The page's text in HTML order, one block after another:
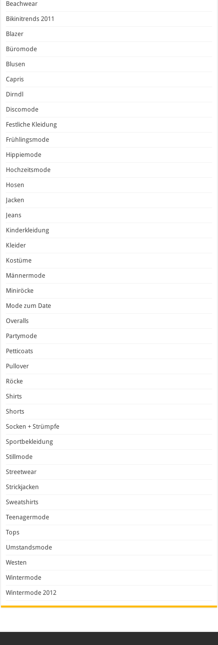
Beachwear
Bikinitrends 2011
Blazer
Büromode
Blusen
Capris
Dirndl
Discomode
Festliche Kleidung
Frühlingsmode
Hippiemode
Hochzeitsmode
Hosen
Jacken
Jeans
Kinderkleidung
Kleider
Kostüme
Männermode
Miniröcke
Mode zum Date
Overalls
Partymode
Petticoats
Pullover
Röcke
Shirts
Shorts
Socken + Strümpfe
Sportbekleidung
Stillmode
Streetwear
Strickjacken
Sweatshirts
Teenagermode
Tops
Umstandsmode
Westen
Wintermode
Wintermode 2012